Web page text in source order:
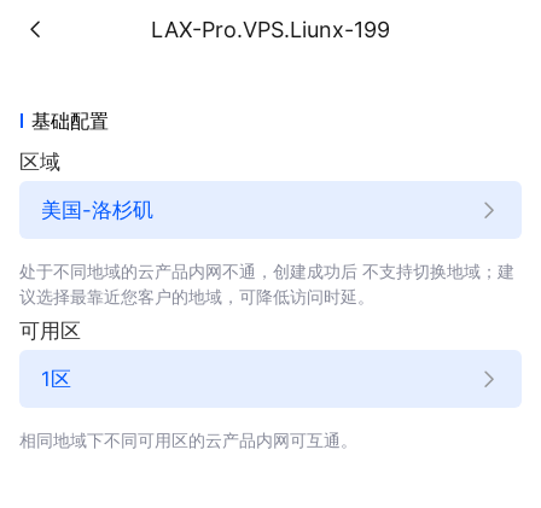
LAX-Pro.VPS.Liunx-199
基础配置
区域
美国-洛杉矶
处于不同地域的云产品内网不通，创建成功后 不支持切换地域； 建
议选择最靠近您客户的地域，可降低访问时延。
可用区
相同地域下不同可用区的云产品内网可互通。